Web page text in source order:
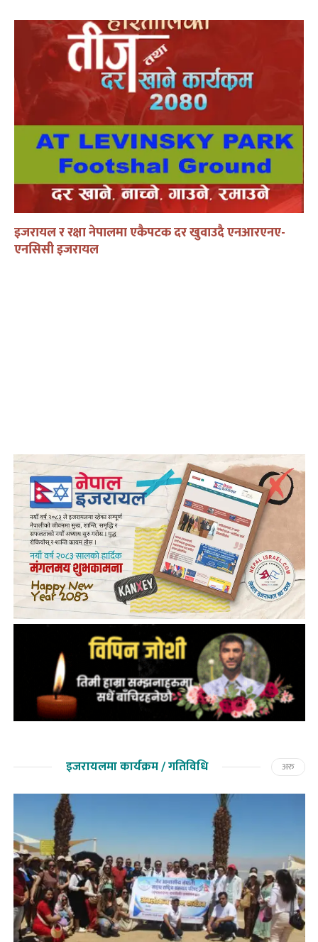
इजरायल र रक्षा नेपालमा एकैपटक दर खुवाउदै एनआरएनए-
एनसिसी इजरायल
इजरायलमा कार्यक्रम / गतिविधि अरु